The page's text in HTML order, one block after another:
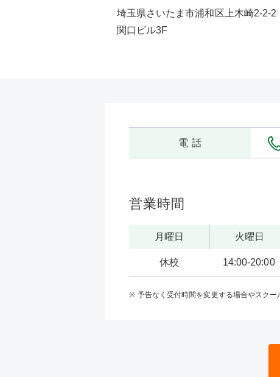
埼玉県さいたま市浦和区上木崎2-2-2
関口ビル3F
電 話
営業時間
月曜日
休校
火曜日
14:00-20:00
予告なく受付時間を変更する場合やスクー